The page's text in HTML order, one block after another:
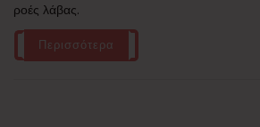
ροές λάβας.
Περισσότερα